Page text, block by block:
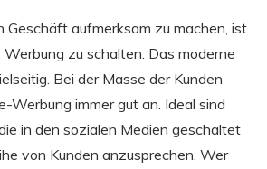
Geschäft aufmerksam zu machen, ist
zu schalten. Das moderne
Bei der Masse der Kunden
Werbung immer gut an. Ideal sind
in den sozialen Medien geschaltet
von Kunden anzusprechen. Wer